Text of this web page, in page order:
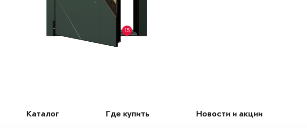
15
Каталог Где купить Новости и акции